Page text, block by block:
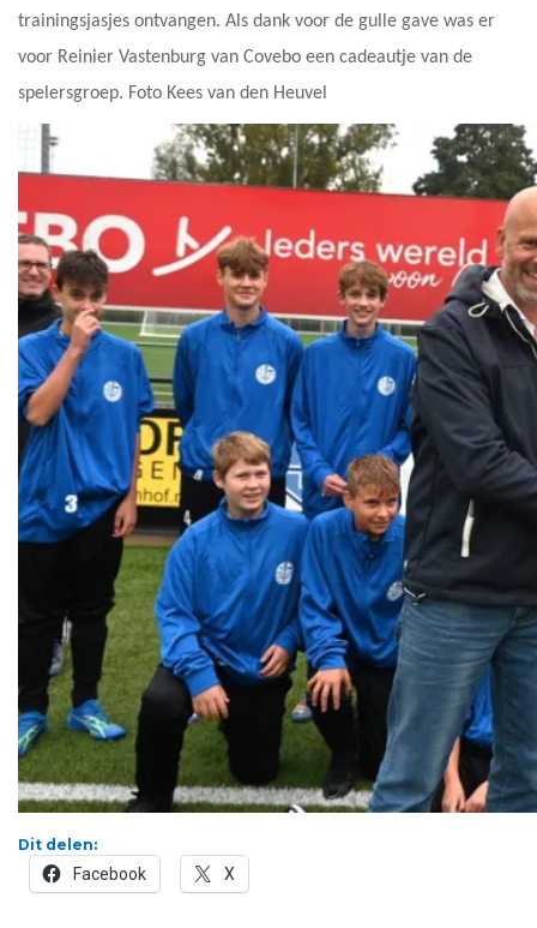
trainingsjasjes ontvangen. Als dank voor de gulle gave was er
voor Reinier Vastenburg van Covebo een cadeautje van de
spelersgroep. Foto Kees van den Heuvel
Dit delen:
Facebook X